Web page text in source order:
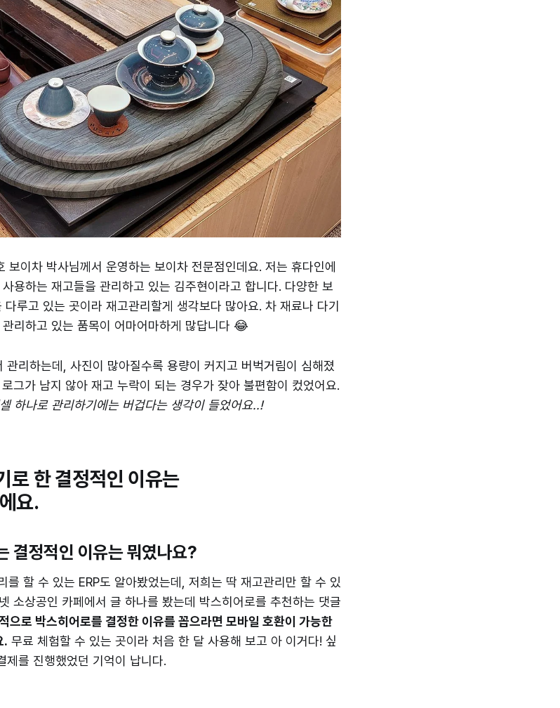
보이차 박사님께서 운영하는 보이차 전문점인데요. 저는 휴다인에
용하는 재고들을 관리하고 있는 김주현이라고 합니다. 다양한 보
루고 있는 곳이라 재고관리할게 생각보다 많아요. 차 재료나 다기
리하고 있는 품목이 어마어마하게 많답니다 😂
리하는데, 사진이 많아질수록 용량이 커지고 버벅거림이 심해졌
그가 남지 않아 재고 누락이 되는 경우가 잦아 불편함이 컸었어요.
하나로 관리하기에는 버겁다는 생각이 들었어요..!
로 한 결정적인 이유는
요.
결정적인 이유는 뭐였나요?
를 할 수 있는 ERP도 알아봤었는데, 저희는 딱 재고관리만 할 수 있
소상공인 카페에서 글 하나를 봤는데 박스히어로를 추천하는 댓글
으로 박스히어로를 결정한 이유를 꼽으라면 모바일 호환이 가능한
. 무료 체험할 수 있는 곳이라 처음 한 달 사용해 보고 아 이거다! 싶
제를 진행했었던 기억이 납니다.